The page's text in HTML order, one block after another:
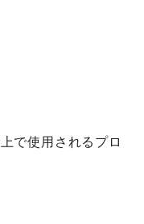
で使用されるプロ